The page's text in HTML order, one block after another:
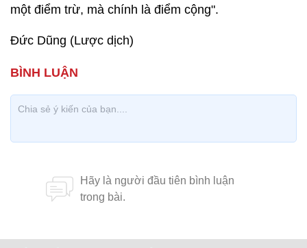
một điểm trừ, mà chính là điểm cộng".
Đức Dũng (Lược dịch)